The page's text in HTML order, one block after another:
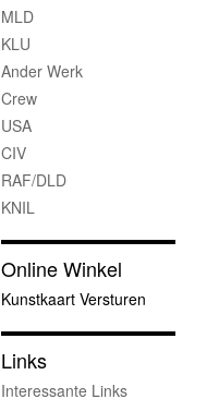
MLD
KLU
Ander Werk
Crew
USA
CIV
RAF/DLD
KNIL
Online Winkel
Kunstkaart Versturen
Links
Interessante Links